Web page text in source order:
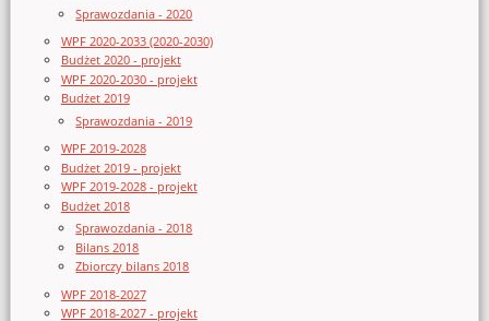
Sprawozdania - 2020
WPF 2020-2033 (2020-2030)
Budżet 2020 - projekt
WPF 2020-2030 - projekt
Budżet 2019
Sprawozdania - 2019
WPF 2019-2028
Budżet 2019 - projekt
WPF 2019-2028 - projekt
Budżet 2018
Sprawozdania - 2018
Bilans 2018
Zbiorczy bilans 2018
WPF 2018-2027
WPF 2018-2027 - projekt